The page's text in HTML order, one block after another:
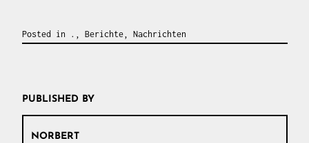
Posted in . , Berichte, Nachrichten
PUBLISHED BY
NORBERT